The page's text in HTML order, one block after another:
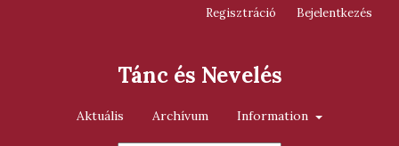
Tánc és Nevelés
Aktuális Archívum Information
Regisztráció Bejelentkezés